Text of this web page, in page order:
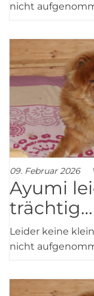
nicht
09. Februar 2026
Ayumi
trächtig…
Leider keine
nicht